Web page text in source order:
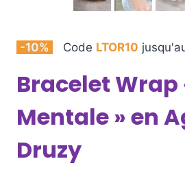
-10% Code LTOR10
Bracelet Wrap
Mentale » en
Druzy